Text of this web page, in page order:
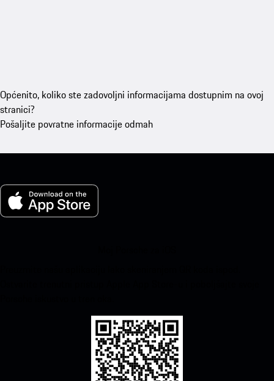
Općenito, koliko ste zadovoljni informacijama dostupnim na ovoj
stranici?
Pošaljite povratne informacije odmah